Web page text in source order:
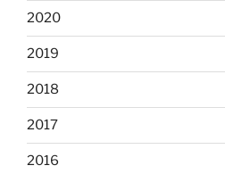
2020
2019
2018
2017
2016